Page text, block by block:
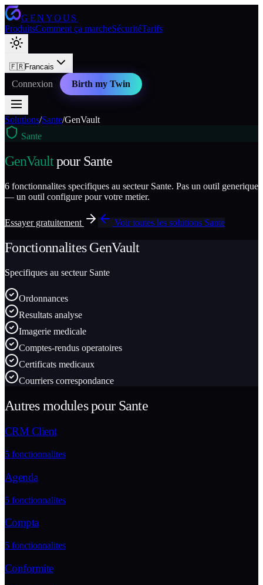
GENYOUS
ProduitsComment ça marcheSécuritéTarifs
🇫🇷Francais
Connexion Birth my Twin
Solutions/Sante/GenVault
Sante
GenVaultpour Sante
6 fonctionnalites specifiques au secteur Sante. Pas un outil generique
— un outil configure pour votre metier.
Essayer gratuitement Voir toutes les solutions Sante
FonctionnalitesGenVault
Specifiques au secteur Sante
Ordonnances
Resultats analyse
Imagerie medicale
Comptes-rendus operatoires
Certificats medicaux
Courriers correspondance
Autres modules pour Sante
CRM Client
5 fonctionnalites
Agenda
5 fonctionnalites
Compta
5 fonctionnalites
Conformite